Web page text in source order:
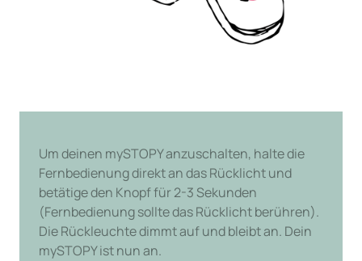
Um deinen mySTOPY anzuschalten, halte die
Fernbedienung direkt an das Rücklicht und
betätige den Knopf für 2-3 Sekunden
(Fernbedienung sollte das Rücklicht berühren).
Die Rückleuchte dimmt auf und bleibt an. Dein
mySTOPY ist nun an.